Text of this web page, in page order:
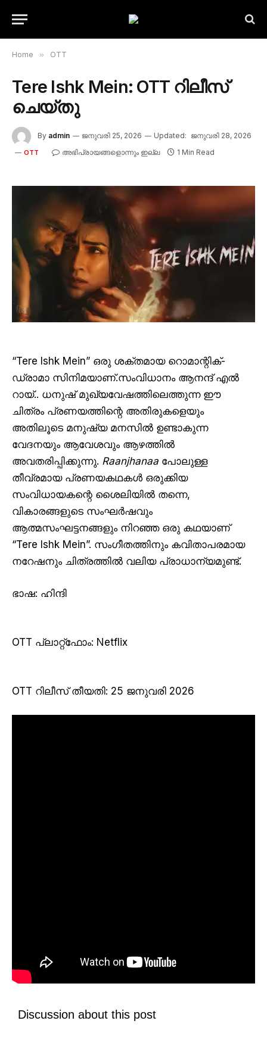
Home » OTT
Tere Ishk Mein: OTT റിലീസ്
ചെയ്തു
By admin ജനുവരി 25, 2026 Updated: ജനുവരി 28, 2026
OTT അഭിപ്രായങ്ങളൊന്നും ഇല്ല 1 Min Read
“Tere Ishk Mein” ഒരു ശക്തമായ റൊമാന്റിക്-
ഡ്രാമാ സിനിമയാണ്.സംവിധാനം ആനന്ദ് എൽ
റായ്.. ധനുഷ് മുഖ്യവേഷത്തിലെത്തുന്ന ഈ
ചിത്രം പ്രണയത്തിന്റെ അതിരുകളെയും
അതിലൂടെ മനുഷ്യ മനസിൽ ഉണ്ടാകുന്ന
വേദനയും ആവേശവും ആഴത്തിൽ
അവതരിപ്പിക്കുന്നു. Raanjhanaa പോലുള്ള
തീവ്രമായ പ്രണയകഥകൾ ഒരുക്കിയ
സംവിധായകന്റെ ശൈലിയിൽ തന്നെ,
വികാരങ്ങളുടെ സംഘർഷവും
ആത്മസംഘട്ടനങ്ങളും നിറഞ്ഞ ഒരു കഥയാണ്
“Tere Ishk Mein”. സംഗീതത്തിനും കവിതാപരമായ
നറേഷനും ചിത്രത്തിൽ വലിയ പ്രാധാന്യമുണ്ട്.
ഭാഷ: ഹിന്ദി
OTT പ്ലാറ്റ്ഫോം: Netflix
OTT റിലീസ് തീയതി: 25 ജനുവരി 2026
Discussion about this post